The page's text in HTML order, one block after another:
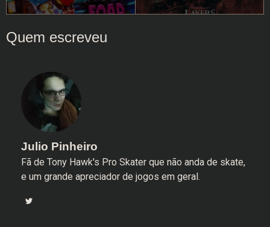
Julio Pinheiro
Fã de Tony Hawk's Pro Skater que não anda de skate,
e um grande apreciador de jogos em geral.